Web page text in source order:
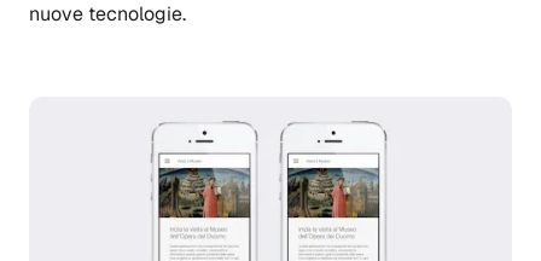
nuove tecnologie.